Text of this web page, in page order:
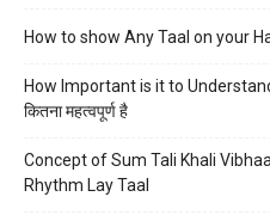
How to show Any Taal on your
How Important is it to
कितना महत्वपूर्ण है
Concept of Sum Tali Khali
Rhythm Lay Taal